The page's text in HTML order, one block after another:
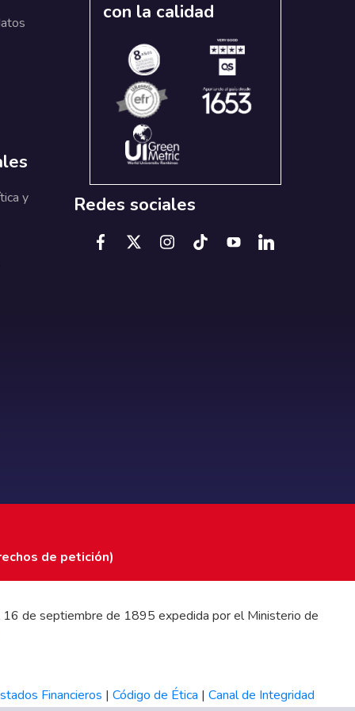
y
con la calidad
Redes sociales
de petición)
16 de septiembre de 1895 expedida por el Ministerio de
Financieros | Código de Ética | Canal de Integridad